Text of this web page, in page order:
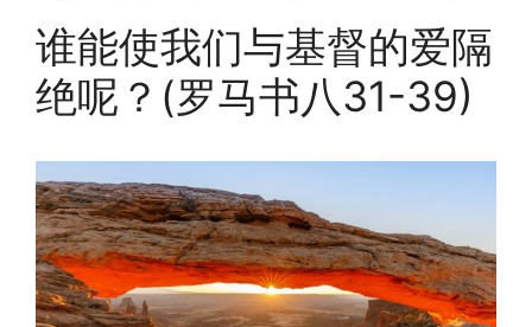
谁能使我们与基督的爱隔
绝呢？(罗马书八31-39)